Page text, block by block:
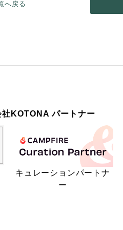
へ戻る
KOTONA パートナー
キュレーションパートナ
ー